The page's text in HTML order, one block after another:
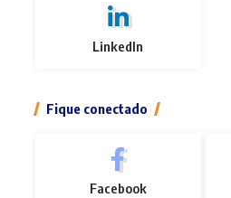
LinkedIn
Fique conectado
Facebook